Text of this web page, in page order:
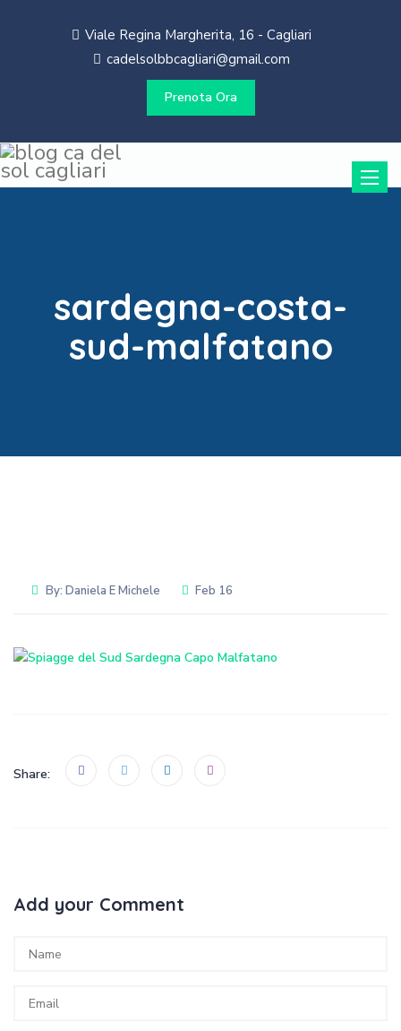
Viale Regina Margherita, 16 - Cagliari
cadelsolbbcagliari@gmail.com
Prenota Ora
Toggle
sardegna-costa-
sud-malfatano
By: Daniela E Michele Feb 16
Share:
Add your Comment